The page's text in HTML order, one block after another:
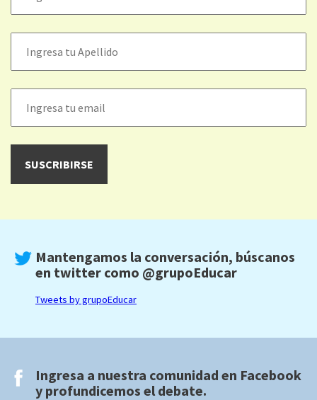
Mantengamos la conversación, búscanos
en twitter como @grupoEducar
Tweets by grupoEducar
Ingresa a nuestra comunidad en Facebook
y profundicemos el debate.